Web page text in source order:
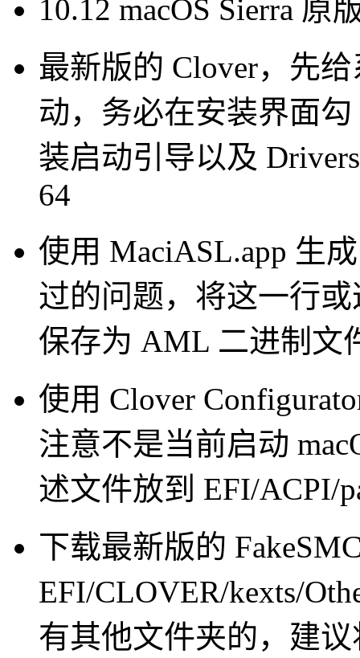
10.12 macOS Sierra
最新版的 Clover，先
动，务必在安装界面
装启动引导以及
64
使用 MaciASL.app 生
过的问题，将这一行
保存为 AML 二进制文
使用 Clover
注意不是当前启动
述文件放到 EFI/ACPI/
下载最新版的
EFI/CLOVER/kexts/
有其他文件夹的，建